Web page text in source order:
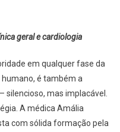
geral e cardiologia
em qualquer fase da
é também a
mas implacável.
A médica Amália
com sólida formação pela